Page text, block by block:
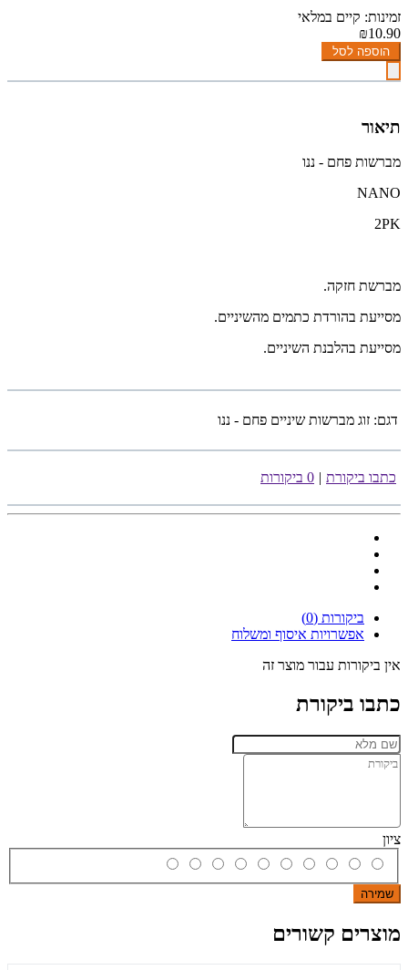
זמינות: קיים במלאי
₪10.90
הוספה לסל
תיאור
מברשות פחם - ננו
NANO
2PK
מברשת חזקה.
מסייעת בהורדת כתמים מהשיניים.
מסייעת בהלבנת השיניים.
דגם: זוג מברשות שיניים פחם - ננו
כתבו ביקורת | 0 ביקורות
ביקורות (0)
אפשרויות איסוף ומשלוח
אין ביקורות עבור מוצר זה
כתבו ביקורת
ציון
שמירה
מוצרים קשורים